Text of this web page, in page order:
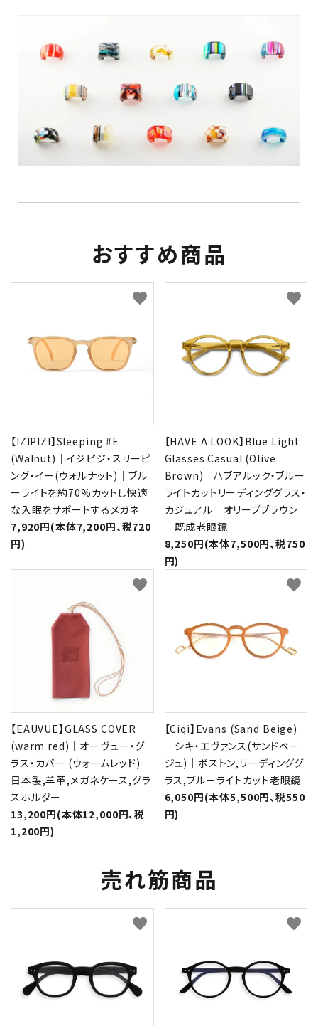
おすすめ商品
【IZIPIZI】Sleeping #E
(Walnut)｜イジピジ・スリーピ
ング・イー(ウォルナット)｜ブル
ーライトを約70%カットし快適
な入眠をサポートするメガネ
7,920円(本体7,200円、税720
円)
favorite
【HAVE A LOOK】Blue Light
Glasses Casual (Olive
Brown)｜ハブアルック・ブルー
ライトカットリーディンググラス・
カジュアル オリーブブラウン
｜既成老眼鏡
8,250円(本体7,500円、税750
円)
favorite
【EAUVUE】GLASS COVER
(warm red)｜オーヴュー・グ
ラス・カバー (ウォームレッド)｜
日本製,羊革,メガネケース,グラ
スホルダー
13,200円(本体12,000円、税
1,200円)
favorite
【Ciqi】Evans (Sand Beige)
｜シキ・エヴァンス(サンドベー
ジュ)｜ボストン,リーディンググ
ラス,ブルーライトカット老眼鏡
6,050円(本体5,500円、税550
円)
favorite
売れ筋商品
favorite favorite